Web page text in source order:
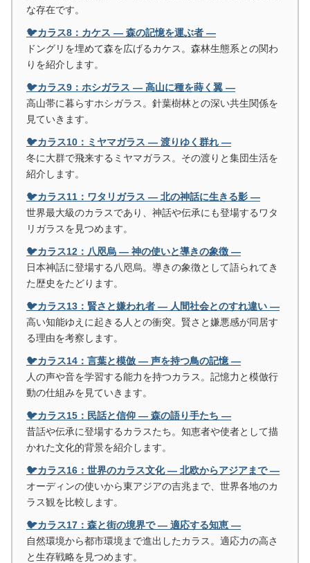
な存在です。
🐦カラス8：カケス ― 森の記憶を運ぶ者 ―
ドングリを埋めて森を広げるカケス。森林生態系との関わ
りを紹介します。
🐦カラス9：ホシガラス ― 高山に種を蒔く翼 ―
高山帯に暮らすホシガラス。針葉樹林との深い共生関係を
見ていきます。
🐦カラス10：ミヤマガラス ― 渡りゆく群れ ―
冬に大群で飛来するミヤマガラス。その渡りと集団生活を
紹介します。
🐦カラス11：ワタリガラス ― 北の神話に生きる影 ―
世界最大級のカラスであり、神話や伝承にも登場するワタ
リガラスを見つめます。
🐦カラス12：八咫烏 ― 神の使いと導きの象徴 ―
日本神話に登場する八咫烏。導きの象徴として語られてき
た歴史をたどります。
🐦カラス13：賢さと嫌われ者 ― 人間社会とのすれ違い ―
高い知能ゆえに起きる人との衝突。賢さと嫌悪感が同居す
る理由を考察します。
🐦カラス14：言葉と模倣 ― 声を持つ鳥の記憶 ―
人の声や音を学習する能力を持つカラス。記憶力と模倣行
動の仕組みを見ていきます。
🐦カラス15：民話と信仰 ― 森の語り手たち ―
昔話や伝承に登場するカラスたち。知恵者や使者として描
かれた文化的背景を紹介します。
🐦カラス16：世界のカラス文化 ― 北欧からアジアまで ―
オーディンの使いから東アジアの吉兆まで、世界各地のカ
ラス観を比較します。
🐦カラス17：森と街の境界で ― 適応する知恵 ―
自然環境から都市環境まで進出したカラス。適応力の高さ
と生存戦略を見つめます。